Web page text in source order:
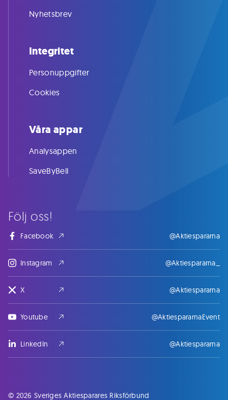
Följ oss!
Facebook @Aktiespararna
Instagram @Aktiespararna_
X @Aktiespararna
Youtube @AktiespararnaEvent
LinkedIn @Aktiespararna
Nyhetsbrev
Integritet
Personuppgifter
Cookies
Våra appar
Analysappen
SaveByBell
© 2026 Sveriges Aktiesparares Riksförbund